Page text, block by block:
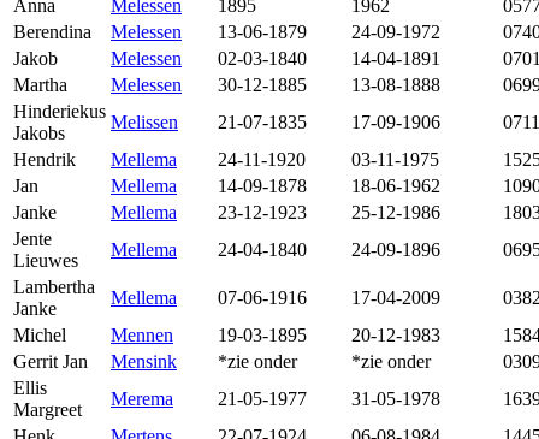
Anna Melessen 1895 1962
Berendina
Melessen 13-06-1879 24-09-1972
Jakob
Melessen 02-03-1840 14-04-1891
Martha
Melessen 30-12-1885 13-08-1888
Hinderiekus
Jakobs
Melissen 21-07-1835 17-09-1906
0711
Hendrik
Mellema 24-11-1920 03-11-1975
Jan
Mellema 14-09-1878 18-06-1962
Janke
Mellema 23-12-1923 25-12-1986
Jente
Lieuwes
Mellema 24-04-1840 24-09-1896
Lambertha
Janke
Mellema 07-06-1916 17-04-2009
Michel
Mennen 19-03-1895 20-12-1983
Gerrit Jan
Mensink *zie onder *zie onder
Ellis
Margreet
Merema 21-05-1977 31-05-1978